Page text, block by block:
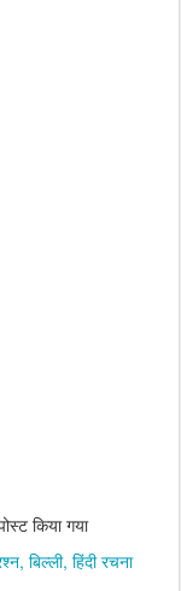
किया गया
बिल्ली हिंदी रचना